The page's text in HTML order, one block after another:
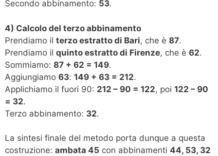
Secondo abbinamento: 53.
4) Calcolo del terzo abbinamento
Prendiamo il terzo estratto di Bari, che è 87.
Prendiamo il quinto estratto di Firenze, che è 62.
Sommiamo: 87 + 62 = 149.
Aggiungiamo 63: 149 + 63 = 212.
Applichiamo il fuori 90: 212 – 90 = 122, poi 122 – 90
= 32.
Terzo abbinamento: 32.
La sintesi finale del metodo porta dunque a questa
costruzione: ambata 45 con abbinamenti 44, 53, 32